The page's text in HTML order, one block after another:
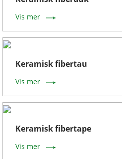
Vis mer
Keramisk fibertau
Vis mer
Keramisk fibertape
Vis mer